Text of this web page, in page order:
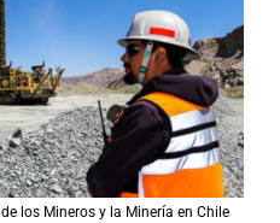
los Mineros y la Minería en Chile